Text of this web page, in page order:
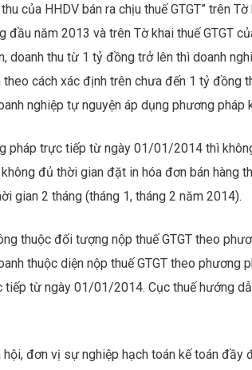
của HHDV bán ra chịu thuế GTGT” trên Tờ
năm 2013 và trên Tờ khai thuế GTGT
doanh thu từ 1 tỷ đồng trở lên thì doanh
cách xác định trên chưa đến 1 tỷ đồng
nghiệp tự nguyện áp dụng phương pháp
pháp trực tiếp từ ngày 01/01/2014 thì
đủ thời gian đặt in hóa đơn bán hàng
gian 2 tháng (tháng 1, tháng 2 năm 2014).
thuộc đối tượng nộp thuế GTGT theo
thuộc diện nộp thuế GTGT theo phương
từ ngày 01/01/2014. Cục thuế hướng
đơn vị sự nghiệp hạch toán kế toán đầy